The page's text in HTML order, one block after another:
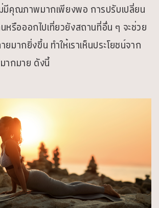
ม่มีคุณภาพมากเพียงพอ การปรับเปลี่ยน
รือออกไปเที่ยวยังสถานที่อื่น ๆ จะช่วย
ยมากยิ่งขึ้น ทำให้เราเห็นประโยชน์จาก
ากมาย ดังนี้